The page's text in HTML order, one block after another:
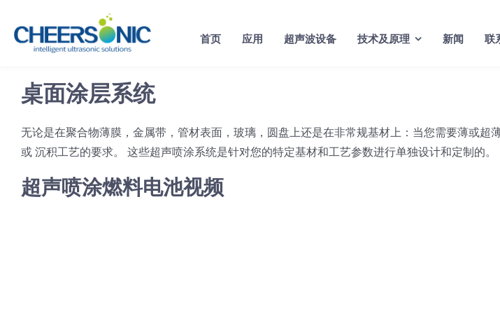
content
首页 应用 超声波设备 技术及原理 新闻 联
桌面涂层系统
无论是在聚合物薄膜，金属带，管材表面，玻璃，圆盘上还是在非常规基材上：当您需要薄或
或 沉积工艺的要求。 这些超声喷涂系统是针对您的特定基材和工艺参数进行单独设计和定制的。
超声喷涂燃料电池视频